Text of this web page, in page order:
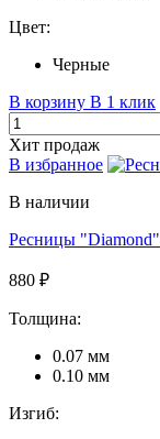
Цвет:
Черные
В корзину В 1 клик
Хит продаж
В избранное
В наличии
Ресницы "Diamond"
880 ₽
Толщина:
0.07 мм
0.10 мм
Изгиб: